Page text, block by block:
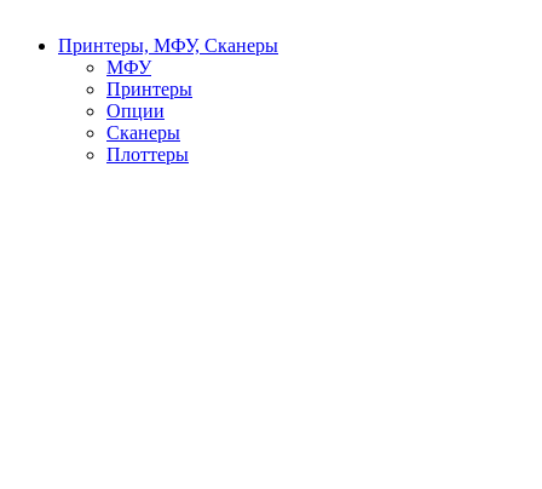
Принтеры, МФУ, Сканеры
МФУ
Принтеры
Опции
Сканеры
Плоттеры